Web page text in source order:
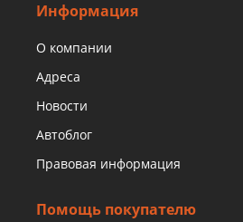
Информация
О компании
Адреса
Новости
Автоблог
Правовая информация
Помощь покупателю